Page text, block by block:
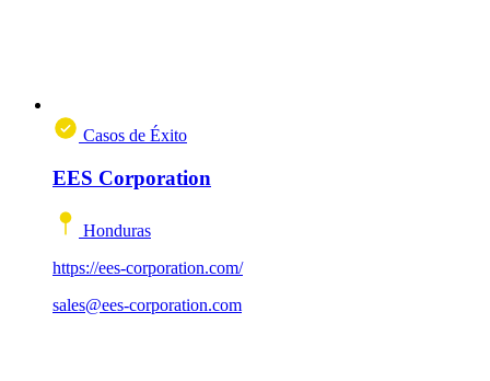
Casos de Éxito
EES Corporation
Honduras
https://ees-corporation.com/
sales@ees-corporation.com